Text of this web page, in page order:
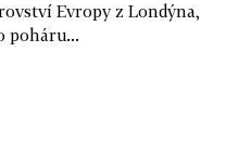
Evropy z Londýna,
poháru...